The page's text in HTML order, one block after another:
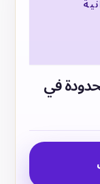
في